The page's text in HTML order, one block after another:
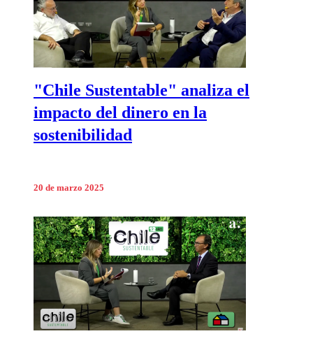
"Chile Sustentable" analiza el
impacto del dinero en la
sostenibilidad
20 de marzo 2025